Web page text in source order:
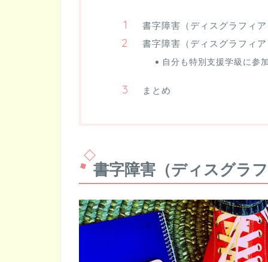
書字障害（ディスグラフィ
書字障害（ディスグラフィ
自分も特別支援学級に参
まとめ
書字障害（ディスグラ